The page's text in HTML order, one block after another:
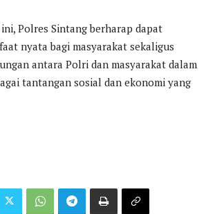
Polres Sintang berharap dapat
nyata bagi masyarakat sekaligus
antara Polri dan masyarakat dalam
tantangan sosial dan ekonomi yang